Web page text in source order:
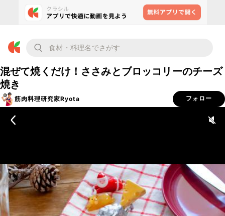
混ぜて焼くだけ！ささみとブロッコリーのチーズ
焼き
筋肉料理研究家Ryota フォロー